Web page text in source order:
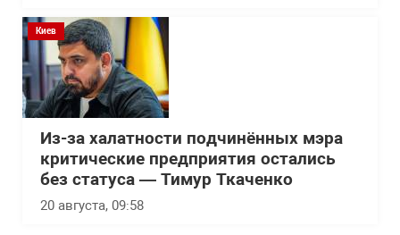
Киев
Из-за халатности подчинённых мэра
критические предприятия остались
без статуса — Тимур Ткаченко
20 августа, 09:58